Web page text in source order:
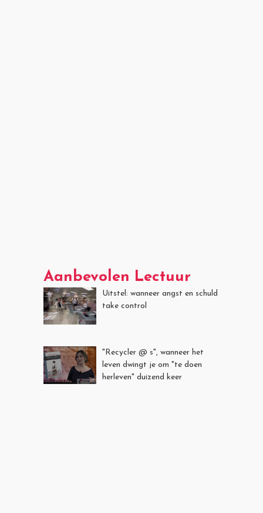
Aanbevolen Lectuur
Uitstel: wanneer angst en schuld
take control
"Recycler @ s", wanneer het
leven dwingt je om "te doen
herleven" duizend keer